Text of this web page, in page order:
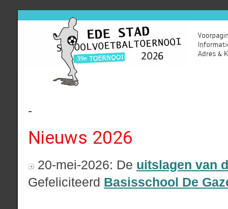
-
Nieuws 2026
20-mei-2026: De uitslagen van
Gefeliciteerd Basisschool De